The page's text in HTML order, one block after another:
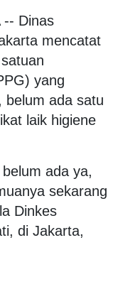
-- Dinas
mencatat
yang
belum ada satu
laik higiene
ada ya,
sekarang
Dinkes
di Jakarta,